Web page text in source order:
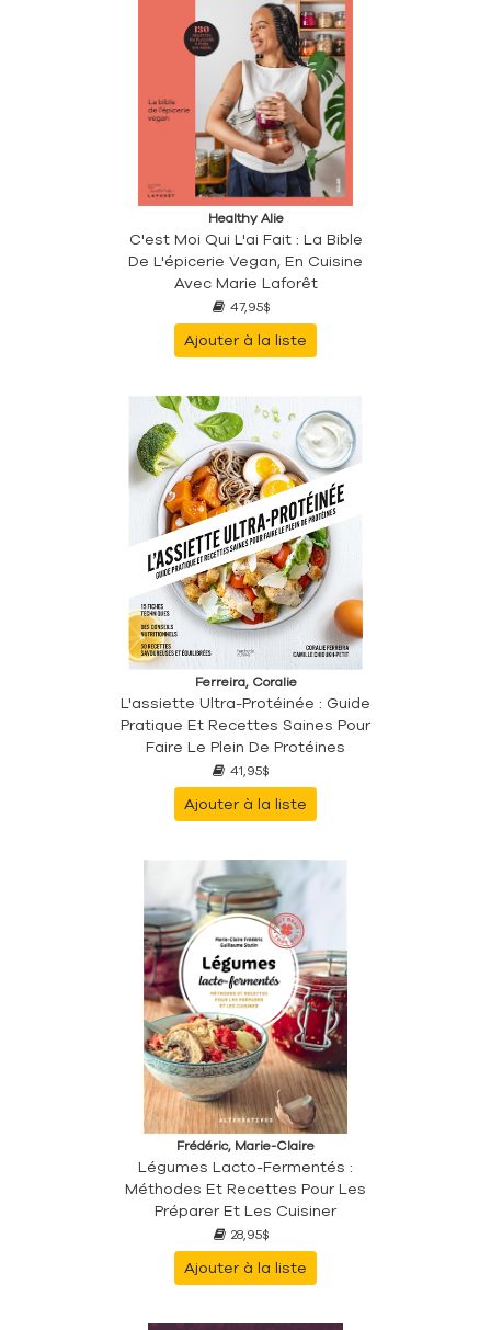
Healthy Alie
C'est Moi Qui L'ai Fait : La Bible
De L'épicerie Vegan, En Cuisine
Avec Marie Laforêt
47,95$
Ajouter à la liste
Ferreira, Coralie
L'assiette Ultra-Protéinée : Guide
Pratique Et Recettes Saines Pour
Faire Le Plein De Protéines
41,95$
Ajouter à la liste
Frédéric, Marie-Claire
Légumes Lacto-Fermentés :
Méthodes Et Recettes Pour Les
Préparer Et Les Cuisiner
28,95$
Ajouter à la liste